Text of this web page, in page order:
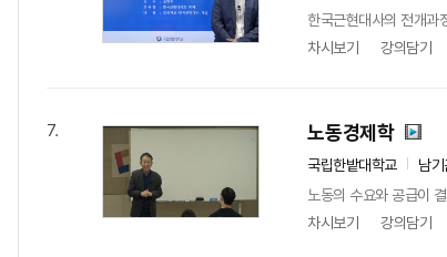
한국근현대사의 전개과
차시보기
강의담기
7. 노동경제학
국립한밭대학교 남기
노동의 수요와 공급이
차시보기
강의담기